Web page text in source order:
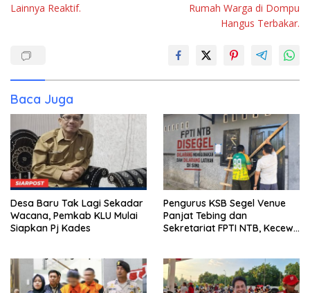
Lainnya Reaktif.
Rumah Warga di Dompu
Hangus Terbakar.
Baca Juga
Desa Baru Tak Lagi Sekadar
Wacana, Pemkab KLU Mulai
Siapkan Pj Kades
Pengurus KSB Segel Venue
Panjat Tebing dan
Sekretariat FPTI NTB, Kecewa